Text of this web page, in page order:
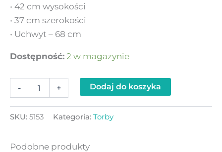
• 42 cm wysokości
• 37 cm szerokości
• Uchwyt – 68 cm
Dostępność: 2 w magazynie
- + Dodaj do koszyka
SKU: 5153 Kategoria: Torby
Podobne produkty